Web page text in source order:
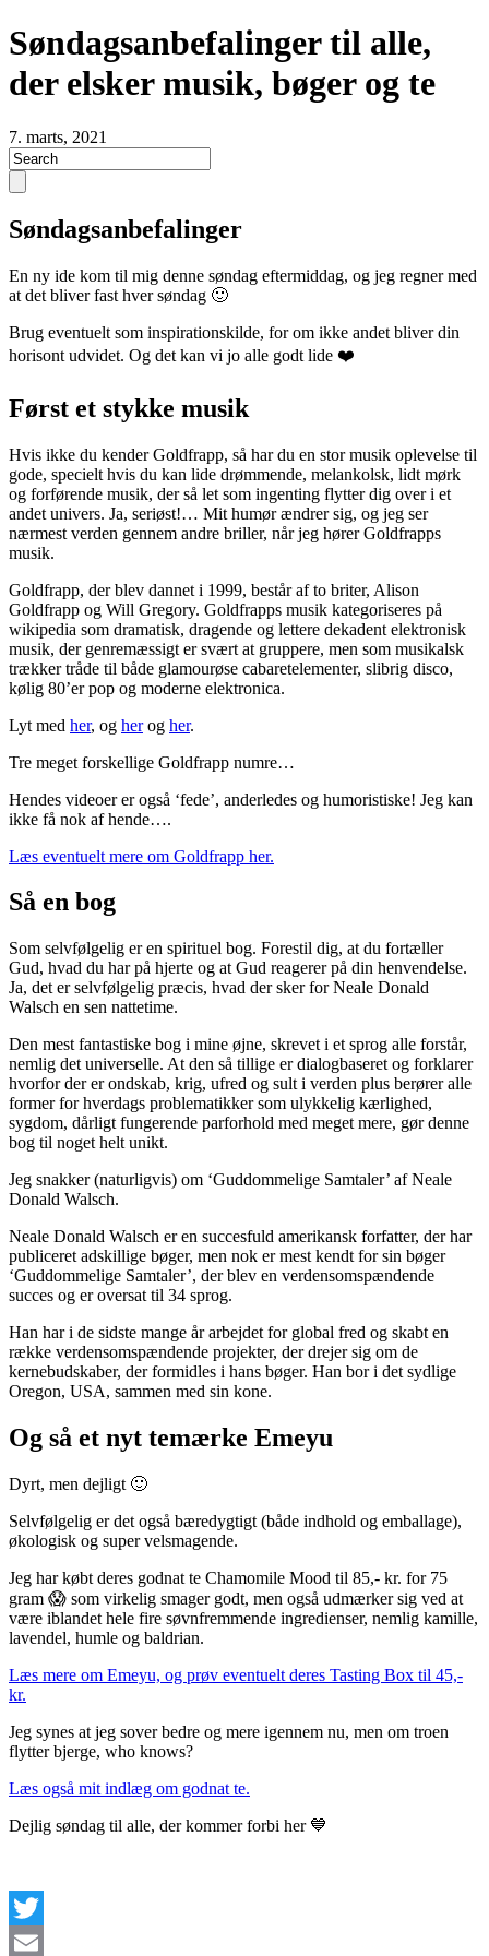
Søndagsanbefalinger til alle,
der elsker musik, bøger og te
7. marts, 2021
Søndagsanbefalinger
En ny ide kom til mig denne søndag eftermiddag, og jeg regner med
at det bliver fast hver søndag 🙂
Brug eventuelt som inspirationskilde, for om ikke andet bliver din
horisont udvidet. Og det kan vi jo alle godt lide ❤️
Først et stykke musik
Hvis ikke du kender Goldfrapp, så har du en stor musik oplevelse til
gode, specielt hvis du kan lide drømmende, melankolsk, lidt mørk
og forførende musik, der så let som ingenting flytter dig over i et
andet univers. Ja, seriøst!… Mit humør ændrer sig, og jeg ser
nærmest verden gennem andre briller, når jeg hører Goldfrapps
musik.
Goldfrapp, der blev dannet i 1999, består af to briter, Alison
Goldfrapp og Will Gregory. Goldfrapps musik kategoriseres på
wikipedia som dramatisk, dragende og lettere dekadent elektronisk
musik, der genremæssigt er svært at gruppere, men som musikalsk
trækker tråde til både glamourøse cabaretelementer, slibrig disco,
kølig 80’er pop og moderne elektronica.
Lyt med her, og herog her.
Tre meget forskellige Goldfrapp numre…
Hendes videoer er også ‘fede’, anderledes og humoristiske! Jeg kan
ikke få nok af hende….
Læs eventuelt mere om Goldfrapp her.
Så en bog
Som selvfølgelig er en spirituel bog. Forestil dig, at du fortæller
Gud, hvad du har på hjerte og at Gud reagerer på din henvendelse.
Ja, det er selvfølgelig præcis, hvad der sker for Neale Donald
Walsch en sen nattetime.
Den mest fantastiske bog i mine øjne, skrevet i et sprog alle forstår,
nemlig det universelle. At den så tillige er dialogbaseret og forklarer
hvorfor der er ondskab, krig, ufred og sult i verden plus berører alle
former for hverdags problematikker som ulykkelig kærlighed,
sygdom, dårligt fungerende parforhold med meget mere, gør denne
bog til noget helt unikt.
Jeg snakker (naturligvis) om ‘Guddommelige Samtaler’ af Neale
Donald Walsch.
Neale Donald Walsch er en succesfuld amerikansk forfatter, der har
publiceret adskillige bøger, men nok er mest kendt for sin bøger
‘Guddommelige Samtaler’, der blev en verdensomspændende
succes og er oversat til 34 sprog.
Han har i de sidste mange år arbejdet for global fred og skabt en
række verdensomspændende projekter, der drejer sig om de
kernebudskaber, der formidles i hans bøger. Han bor i det sydlige
Oregon, USA, sammen med sin kone.
Og så et nyt temærke Emeyu
Dyrt, men dejligt 🙂
Selvfølgelig er det også bæredygtigt (både indhold og emballage),
økologisk og super velsmagende.
Jeg har købt deres godnat te Chamomile Mood til 85,- kr. for 75
gram 😱 som virkelig smager godt, men også udmærker sig ved at
være iblandet hele fire søvnfremmende ingredienser, nemlig kamille,
lavendel, humle og baldrian.
Læs mere om Emeyu, og prøv eventuelt deres Tasting Box til 45,-
kr.
Jeg synes at jeg sover bedre og mere igennem nu, men om troen
flytter bjerge, who knows?
Læs også mit indlæg om godnat te.
Dejlig søndag til alle, der kommer forbi her 💙
Twitter